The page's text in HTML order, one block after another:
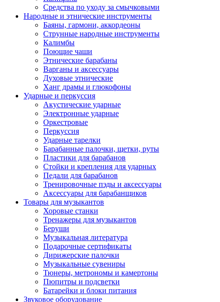
Средства по уходу за смычковыми
Народные и этнические инструменты
Баяны, гармони, аккордеоны
Струнные народные инструменты
Калимбы
Поющие чаши
Этнические барабаны
Варганы и аксессуары
Духовые этнические
Ханг драмы и глюкофоны
Ударные и перкуссия
Акустические ударные
Электронные ударные
Оркестровые
Перкуссия
Ударные тарелки
Барабанные палочки, щетки, руты
Пластики для барабанов
Стойки и крепления для ударных
Педали для барабанов
Тренировочные пэды и аксессуары
Аксессуары для барабанщиков
Товары для музыкантов
Хоровые станки
Тренажеры для музыкантов
Беруши
Музыкальная литература
Подарочные сертификаты
Дирижерские палочки
Музыкальные сувениры
Тюнеры, метрономы и камертоны
Пюпитры и подсветки
Батарейки и блоки питания
Звуковое оборудование